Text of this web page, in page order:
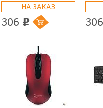
НА ЗАКАЗ
306 p 306